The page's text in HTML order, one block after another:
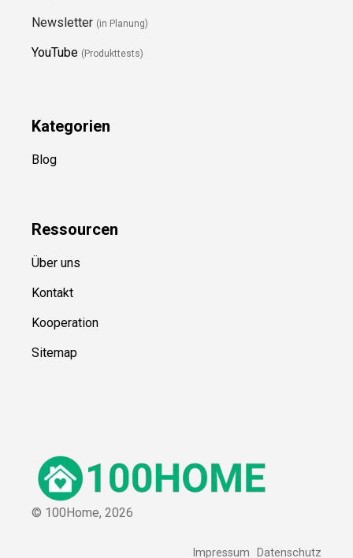
Newsletter (in Planung)
YouTube (Produkttests)
Kategorien
Blog
Ressourcen
Über uns
Kontakt
Kooperation
Sitemap
© 100Home, 2026
Impressum Datenschutz